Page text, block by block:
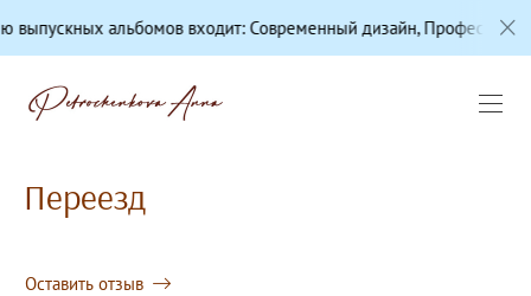
альбомов входит: Современный дизайн, Профессиональная
Переезд
Оставить отзыв